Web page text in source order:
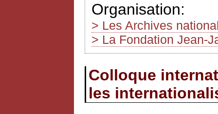
Organisation:
> Les Archives
> La Fondation Jean-
Colloque
les